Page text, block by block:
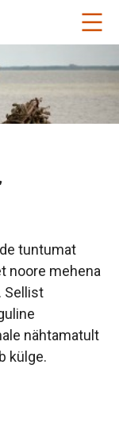
tuntumat
noore mehena
Sellist
nähtamatult
külge.